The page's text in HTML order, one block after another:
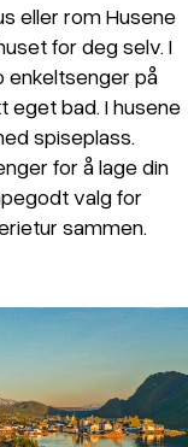
eller rom Husene
for deg selv. I
enkeltsenger på
eget bad. I husene
spiseplass.
for å lage din
valg for
sammen.